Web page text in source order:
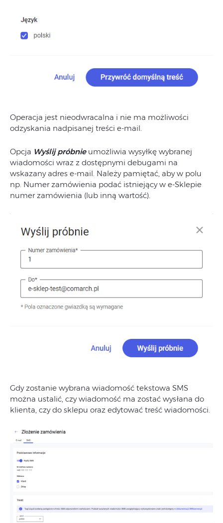
Operacja jest nieodwracalna i nie ma możliwości
odzyskania nadpisanej treści e-mail.
Opcja Wyślij próbnieumożliwia wysyłkę wybranej
wiadomości wraz z dostępnymi debugami na
wskazany adres e-mail. Należy pamiętać, aby w polu
np. Numer zamówienia podać istniejący w e-Sklepie
numer zamówienia (lub inną wartość).
Gdy zostanie wybrana wiadomość tekstowa SMS
można ustalić, czy wiadomość ma zostać wysłana do
klienta, czy do sklepu oraz edytować treść wiadomości.